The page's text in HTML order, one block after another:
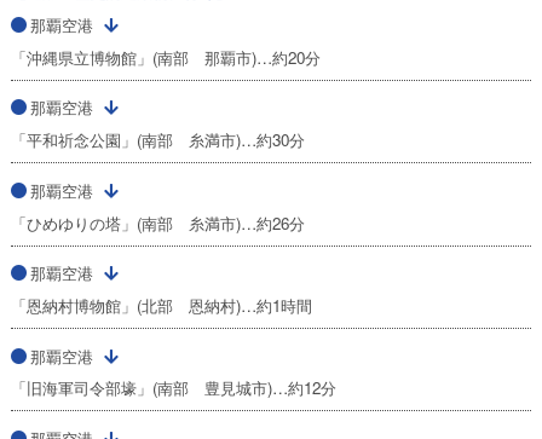
那覇空港
「沖縄県立博物館」(南部 那覇市)…約20分
那覇空港
「平和祈念公園」(南部 糸満市)…約30分
那覇空港
「ひめゆりの塔」(南部 糸満市)…約26分
那覇空港
「恩納村博物館」(北部 恩納村)…約1時間
那覇空港
「旧海軍司令部壕」(南部 豊見城市)…約12分